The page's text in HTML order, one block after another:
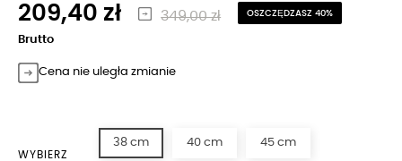
209,40 zł 349,00 zł OSZCZĘDZASZ 40%
Brutto
Cena nie uległa zmianie
WYBIERZ
38 cm 40 cm 45 cm